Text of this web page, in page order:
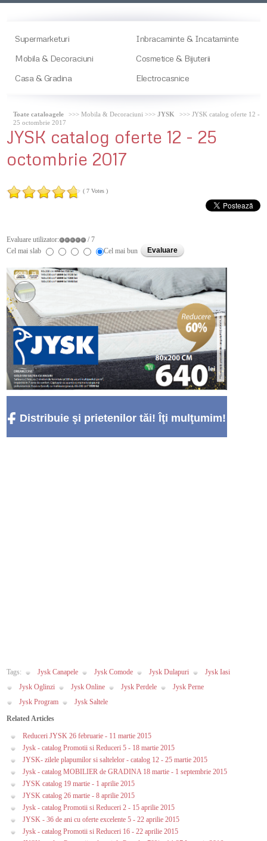
Supermarketuri
Inbracaminte & Incataminte
Mobila & Decoraciuni
Cosmetice & Bijuterii
Casa & Gradina
Electrocasnice
Toate cataloagele >>> Mobila & Decoraciuni >>>JYSK
>>> JYSK catalog oferte 12 -
25 octombrie 2017
JYSK catalog oferte 12 - 25
octombrie 2017
( 7 Votes )
Evaluare utilizator:
/ 7
Cel mai slab
Cel mai bun
Distribuie şi prietenilor tăi! Îţi mulţumim!
Tags: Jysk Canapele Jysk Comode Jysk Dulapuri
Jysk Iasi
Jysk Oglinzi
Jysk Online Jysk Perdele
Jysk Perne
Jysk Program
Jysk Saltele
Related Articles
Reduceri JYSK 26 februarie - 11 martie 2015
Jysk - catalog Promotii si Reduceri 5 - 18 martie 2015
JYSK- zilele plapumilor si saltelelor - catalog 12 - 25 martie 2015
Jysk - catalog MOBILIER de GRADINA 18 martie - 1 septembrie 2015
JYSK catalog 19 martie - 1 aprilie 2015
JYSK catalog 26 martie - 8 aprilie 2015
Jysk - catalog Promotii si Reduceri 2 - 15 aprilie 2015
JYSK - 36 de ani cu oferte excelente 5 - 22 aprilie 2015
Jysk - catalog Promotii si Reduceri 16 - 22 aprilie 2015